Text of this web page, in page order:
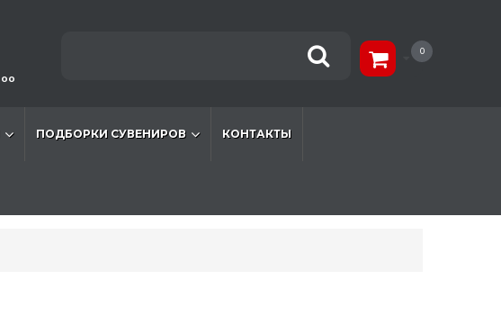
00
0
ПОДБОРКИ СУВЕНИРОВ КОНТАКТЫ